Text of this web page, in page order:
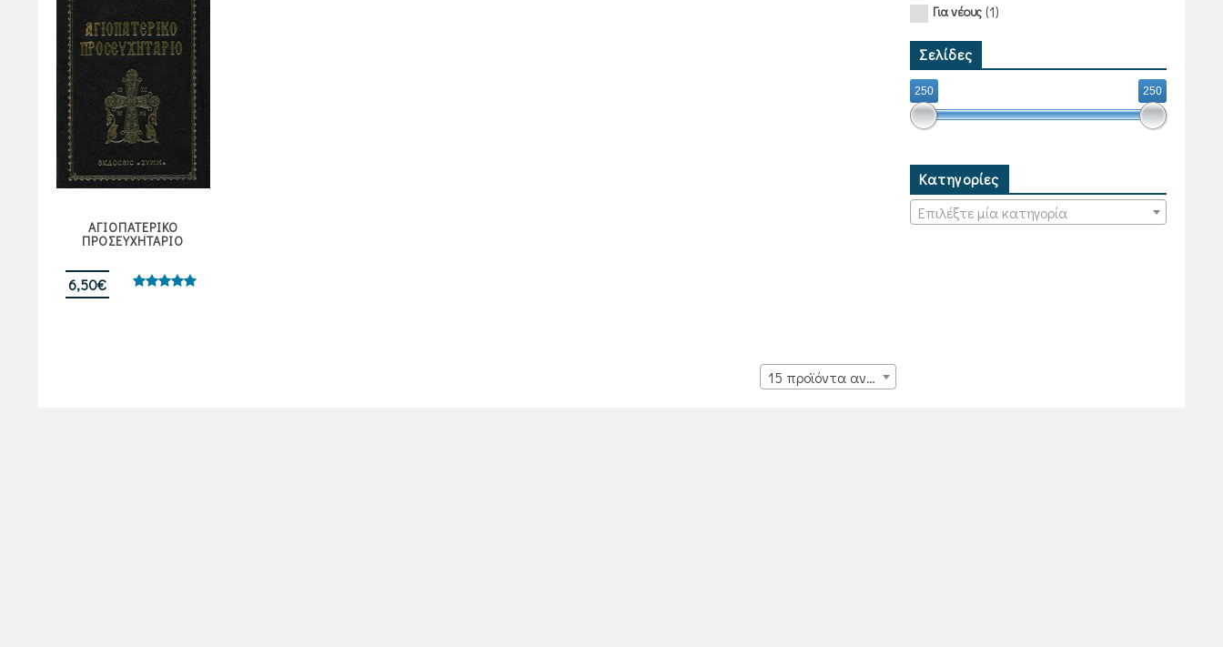
ΑΓΙΟΠΑΤΕΡΙΚΟ
ΠΡΟΣΕΥΧΗΤΑΡΙΟ
Βαθμολογήθηκε
6,50€
15 προϊόντα ανά σελίδα
Για νέους(1)
Σελίδες
250 250
Κατηγορίες
Επιλέξτε μία κατηγορία